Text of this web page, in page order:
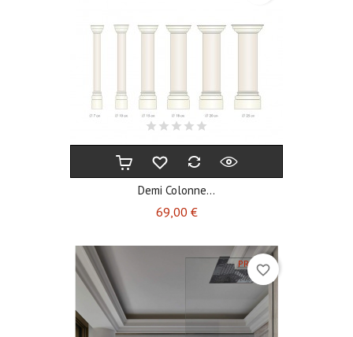
Demi Colonne...
69,00 €Prix
PROMO !
favorite_border